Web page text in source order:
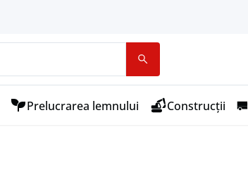
Prelucrarea lemnului Construcții